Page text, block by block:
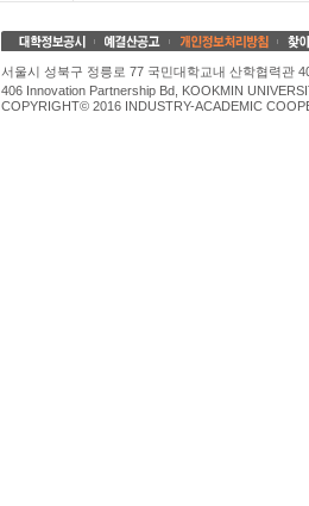
서울시 성북구 정릉로 77 국민대학교내 산학협력관
406 Innovation Partnership Bd, KOOKMIN
COPYRIGHT© 2016 INDUSTRY-ACADEMIC